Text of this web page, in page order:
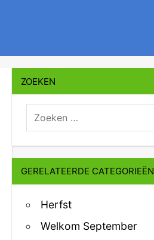
ZOEKEN
zoeken:
GERELATEERDE CATEGORIEËN
Herfst
Welkom September